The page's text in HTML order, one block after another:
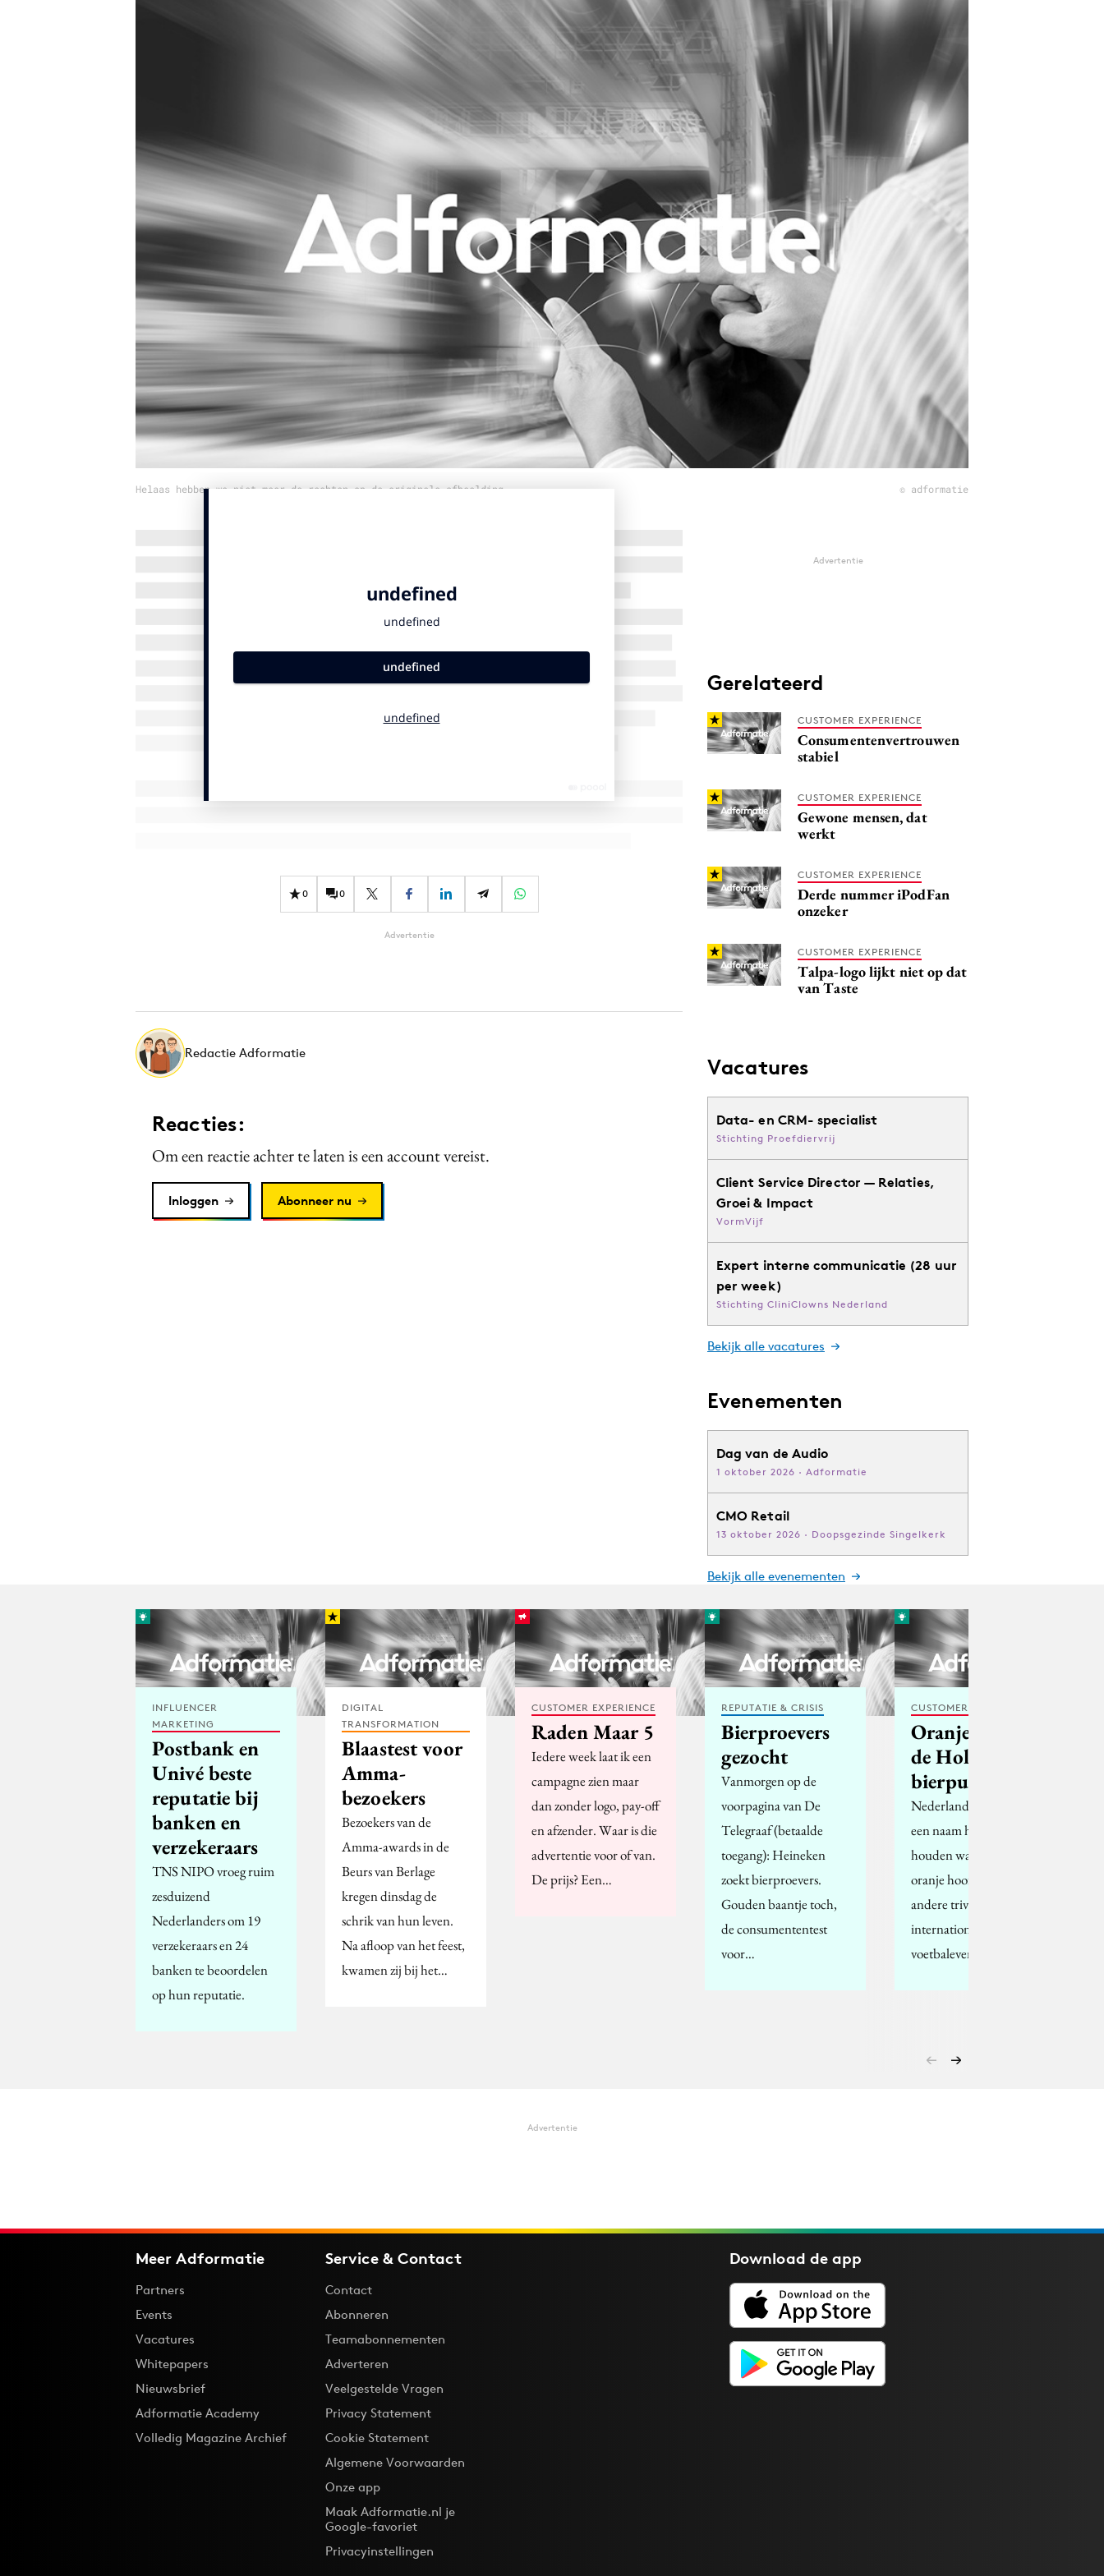
Influencer marketing
Interne communicatie
Purpose Marketing
Reputatie & crisis
Helaas hebben we niet meer de rechten op de originele afbeelding © adformatie
0 0
Advertentie
Redactie Adformatie
Reacties:
Om een reactie achter te laten is een account vereist.
Inloggen Abonneer nu
Advertentie
Gerelateerd
CUSTOMER EXPERIENCE
Consumentenvertrouwen
stabiel
CUSTOMER EXPERIENCE
Gewone mensen, dat
werkt
CUSTOMER EXPERIENCE
Derde nummer iPodFan
onzeker
CUSTOMER EXPERIENCE
Talpa-logo lijkt niet op dat
van Taste
Vacatures
Data- en CRM- specialist
Stichting Proefdiervrij
Client Service Director — Relaties,
Groei & Impact
VormVijf
Expert interne communicatie (28 uur
per week)
Stichting CliniClowns Nederland
Bekijk alle vacatures
Evenementen
Dag van de Audio
1 oktober 2026 · Adformatie
CMO Retail
13 oktober 2026 · Doopsgezinde Singelkerk
Bekijk alle evenementen
INFLUENCER
MARKETING
Postbank en
Univé beste
reputatie bij
banken en
verzekeraars
TNS NIPO vroeg ruim
zesduizend
Nederlanders om 19
verzekeraars en 24
banken te beoordelen
op hun reputatie.
DIGITAL
TRANSFORMATION
Blaastest voor
Amma-
bezoekers
Bezoekers van de
Amma-awards in de
Beurs van Berlage
kregen dinsdag de
schrik van hun leven.
Na afloop van het feest,
kwamen zij bij het…
CUSTOMER EXPERIENCE
Raden Maar 5
Iedere week laat ik een
campagne zien maar
dan zonder logo, pay-off
en afzender. Waar is die
advertentie voor of van.
De prijs? Een…
REPUTATIE & CRISIS
Bierproevers
gezocht
Vanmorgen op de
voorpagina van De
Telegraaf (betaalde
toegang): Heineken
zoekt bierproevers.
Gouden baantje toch,
de consumententest
voor…
CUSTOMER EXPERIENCE
Oranje trivia:
de Hollandse
bierpul
Nederlanders hebben
een naam hoog te
houden wat betreft
oranje hoofddeksels en
andere trivia tijdens
internationale
voetbalevenementen.
Advertentie
Meer Adformatie
Partners
Events
Vacatures
Whitepapers
Nieuwsbrief
Adformatie Academy
Volledig Magazine Archief
Service & Contact
Contact
Abonneren
Teamabonnementen
Adverteren
Veelgestelde Vragen
Privacy Statement
Cookie Statement
Algemene Voorwaarden
Onze app
Maak Adformatie.nl je
Google-favoriet
Privacyinstellingen
Download deapp